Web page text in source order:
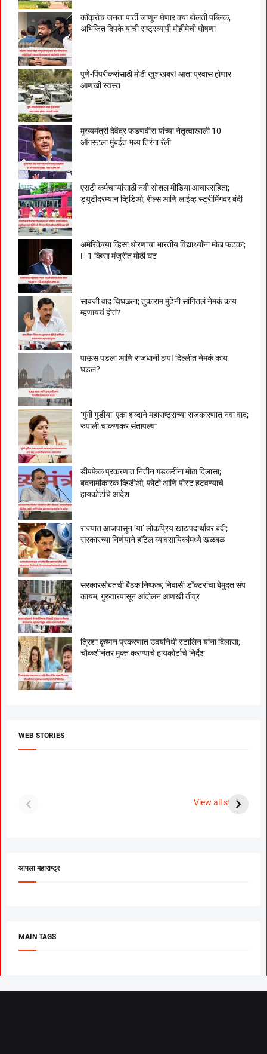
काॅक्राेच जनता पार्टी जाणून घेणार क्या बाेलती पब्लिक,
अभिजित दिपके यांची राष्ट्रव्यापी माेहीमेची घाेषणा
पुणे-पिंपरीकरांसाठी मोठी खुशखबर! आता प्रवास होणार
आणखी स्वस्त
मुख्यमंत्री देवेंद्र फडणवीस यांच्या नेतृत्वाखाली 10
ऑगस्टला मुंबईत भव्य तिरंगा रॅली
एसटी कर्मचाऱ्यांसाठी नवी सोशल मीडिया आचारसंहिता;
ड्युटीदरम्यान व्हिडिओ, रील्स आणि लाईव्ह स्ट्रीमिंगवर बंदी
अमेरिकेच्या व्हिसा धोरणाचा भारतीय विद्यार्थ्यांना मोठा फटका;
F-1 व्हिसा मंजुरीत मोठी घट
सावजी वाद चिघळला; तुकाराम मुंढेंनी सांगितलं नेमकं काय
म्हणायचं होतं?
पाऊस पडला आणि राजधानी ठप्प! दिल्लीत नेमकं काय
घडलं?
‘गुंगी गुडीया’ एका शब्दाने महाराष्ट्राच्या राजकारणात नवा वाद;
रुपाली चाकणकर संतापल्या
डीपफेक प्रकरणात नितीन गडकरींना मोठा दिलासा;
बदनामीकारक व्हिडीओ, फोटो आणि पोस्ट हटवण्याचे
हायकोर्टाचे आदेश
राज्यात आजपासून ‘या’ लोकप्रिय खाद्यपदार्थावर बंदी;
सरकारच्या निर्णयाने हॉटेल व्यावसायिकांमध्ये खळबळ
सरकारसोबतची बैठक निष्फळ; निवासी डॉक्टरांचा बेमुदत संप
कायम, गुरुवारपासून आंदोलन आणखी तीव्र
त्रिशा कृष्णन प्रकरणात उदयनिधी स्टालिन यांना दिलासा;
चौकशीनंतर मुक्त करण्याचे हायकोर्टाचे निर्देश
WEB STORIES
View all stories
पूजा सावंत ने गुपचूप
आपला महाराष्ट्र
MAIN TAGS